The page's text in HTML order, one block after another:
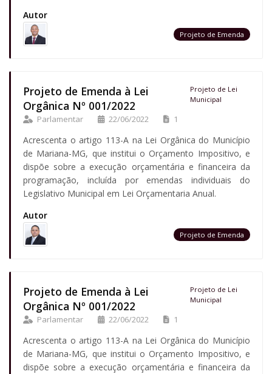
Autor
Projeto de Emenda
Projeto de Emenda à Lei
Orgânica Nº 001/2022
Projeto de Lei
Municipal
Parlamentar 22/06/2022 1
Acrescenta o artigo 113-A na Lei Orgânica do Município
de Mariana-MG, que institui o Orçamento Impositivo, e
dispõe sobre a execução orçamentária e financeira da
programação, incluída por emendas individuais do
Legislativo Municipal em Lei Orçamentaria Anual.
Autor
Projeto de Emenda
Projeto de Emenda à Lei
Orgânica Nº 001/2022
Projeto de Lei
Municipal
Parlamentar 22/06/2022 1
Acrescenta o artigo 113-A na Lei Orgânica do Município
de Mariana-MG, que institui o Orçamento Impositivo, e
dispõe sobre a execução orçamentária e financeira da